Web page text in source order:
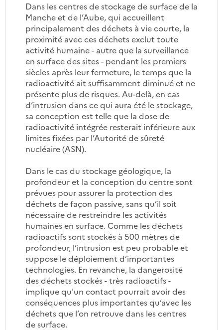
Dans les centres de stockage de surface de la
Manche et de l’Aube, qui accueillent
principalement des déchets à vie courte, la
proximité avec ces déchets exclut toute
activité humaine - autre que la surveillance
en surface des sites - pendant les premiers
siècles après leur fermeture, le temps que la
radioactivité ait suffisamment diminué et ne
présente plus de risques. Au-delà, en cas
d’intrusion dans ce qui aura été le stockage,
sa conception est telle que la dose de
radioactivité intégrée resterait inférieure aux
limites fixées par l’Autorité de sûreté
nucléaire (ASN).
Dans le cas du stockage géologique, la
profondeur et la conception du centre sont
prévues pour assurer la protection des
déchets de façon passive, sans qu’il soit
nécessaire de restreindre les activités
humaines en surface. Comme les déchets
radioactifs sont stockés à 500 mètres de
profondeur, l’intrusion est peu probable et
suppose le déploiement d’importantes
technologies. En revanche, la dangerosité
des déchets stockés - très radioactifs -
implique qu'un contact pourrait avoir des
conséquences plus importantes qu’avec les
déchets que l’on retrouve dans les centres
de surface.